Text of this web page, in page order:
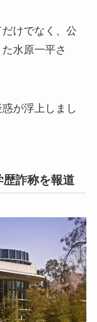
けでなく、公
水原一平さ
が浮上しまし
歴詐称を報道